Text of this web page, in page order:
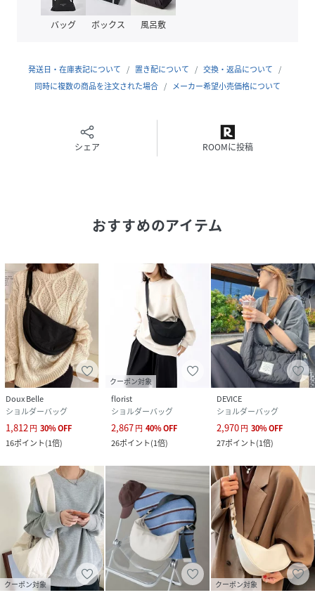
■Detail■
軽量で持ち運びやすく、日常の必需品を収納するのに最適で
す。
きるのでショルダーバッグ、ボディバッグどちらでもお好み
で使用できます。
メイン開口はファスナー付きで大きく開き、荷物の出し入れ
も、友達に会う時も、旅行に行く時もどんなシーンでも可愛
くカジュアルに着用でき様々なファッションに合わせやすく
----------
<よりお買い物をお楽しみ頂くために…>
・商品のお気に入り登録
商品のお気に入り登録していただくと、値下げなどのお得な
情報などをお客様に通知致します！
気になる商品はぜひこちらの機能をお使いください！
・再入荷リクエスト
再入荷リクエストを登録いただくことで、商品が入荷いたし
ましたらメールでお知らせいたします！
Rakuten Fashionアプリでプッシュ通知を受け取る設定を
している場合は、プッシュ通知でもお知らせいたします。
・ブランドのお気に入り登録
DEVICE店のお得な情報「新着アイテム」「セールアイテ
ム」など、見逃せない情報をお送りいたします！
こちらの機能も合わせてお使い頂くとよりお買い物を楽しん
バッグ ボックス 風呂敷
発送日・在庫表記について 置き配について
交換・返品について
同時に複数の商品を注文された場合
メーカー希望小売価格について
シェア ROOMに投稿
おすすめのアイテム
Doux Belle
ショルダーバッグ
1,812円 30%OFF
16ポイント(1倍)
クーポン対象
florist
ショルダーバッグ
2,867円 40%OFF
26ポイント(1倍)
DEVICE
ショルダーバッグ
2,970円 30%OFF
27ポイント(1倍)
クーポン対象 クーポン対象